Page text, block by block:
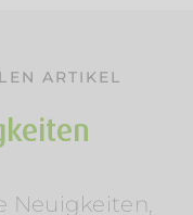
ARTIKEL
Neuigkeiten,